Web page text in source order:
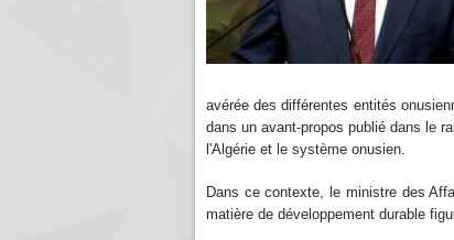
avérée des différentes entités
dans un avant-propos publié dans le
l'Algérie et le système onusien.
Dans ce contexte, le ministre des
matière de développement durable